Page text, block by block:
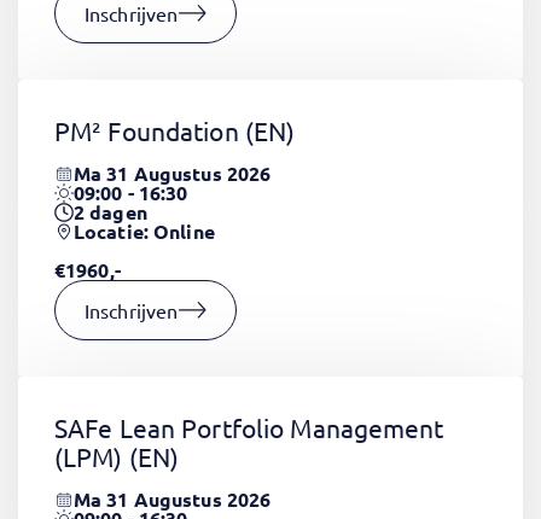
Inschrijven
PM² Foundation (EN)
Ma 31 Augustus 2026
09:00 - 16:30
2dagen
Locatie: Online
€1960,-
Inschrijven
SAFe Lean Portfolio Management
(LPM) (EN)
Ma 31 Augustus 2026